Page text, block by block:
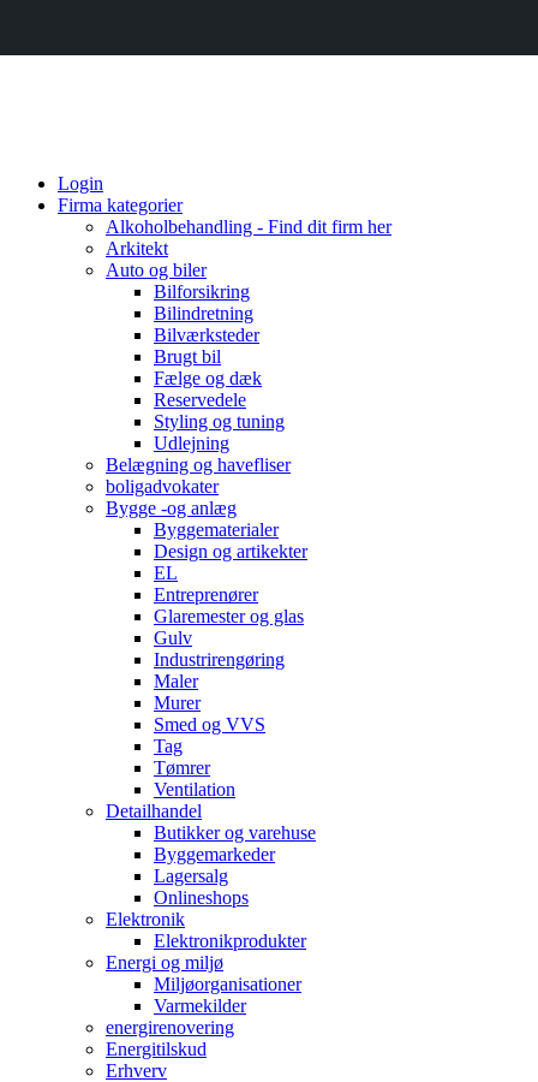
Login
Firma kategorier
Alkoholbehandling - Find dit firm her
Arkitekt
Auto og biler
Bilforsikring
Bilindretning
Bilværksteder
Brugt bil
Fælge og dæk
Reservedele
Styling og tuning
Udlejning
Belægning og havefliser
boligadvokater
Bygge -og anlæg
Byggematerialer
Design og artikekter
EL
Entreprenører
Glaremester og glas
Gulv
Industrirengøring
Maler
Murer
Smed og VVS
Tag
Tømrer
Ventilation
Detailhandel
Butikker og varehuse
Byggemarkeder
Lagersalg
Onlineshops
Elektronik
Elektronikprodukter
Energi og miljø
Miljøorganisationer
Varmekilder
energirenovering
Energitilskud
Erhverv